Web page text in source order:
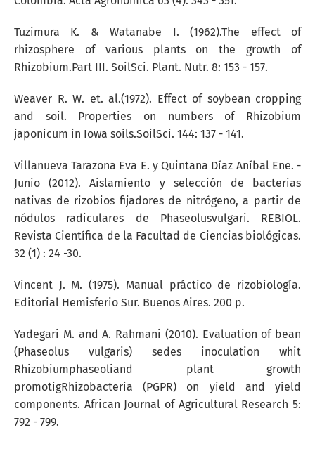
Tuzimura K. & Watanabe I. (1962).The effect of
rhizosphere of various plants on the growth of
Rhizobium.Part III. SoilSci. Plant. Nutr. 8: 153 - 157.
Weaver R. W. et. al.(1972). Effect of soybean cropping
and soil. Properties on numbers of Rhizobium
japonicum in Iowa soils.SoilSci. 144: 137 - 141.
Villanueva Tarazona Eva E. y Quintana Díaz Aníbal Ene. -
Junio (2012). Aislamiento y selección de bacterias
nativas de rizobios fijadores de nitrógeno, a partir de
nódulos radiculares de Phaseolusvulgari. REBIOL.
Revista Científica de la Facultad de Ciencias biológicas.
32 (1) : 24 -30.
Vincent J. M. (1975). Manual práctico de rizobiología.
Editorial Hemisferio Sur. Buenos Aires. 200 p.
Yadegari M. and A. Rahmani (2010). Evaluation of bean
(Phaseolus vulgaris) sedes inoculation whit
Rhizobiumphaseoliand plant growth
promotigRhizobacteria (PGPR) on yield and yield
components. African Journal of Agricultural Research 5:
792 - 799.